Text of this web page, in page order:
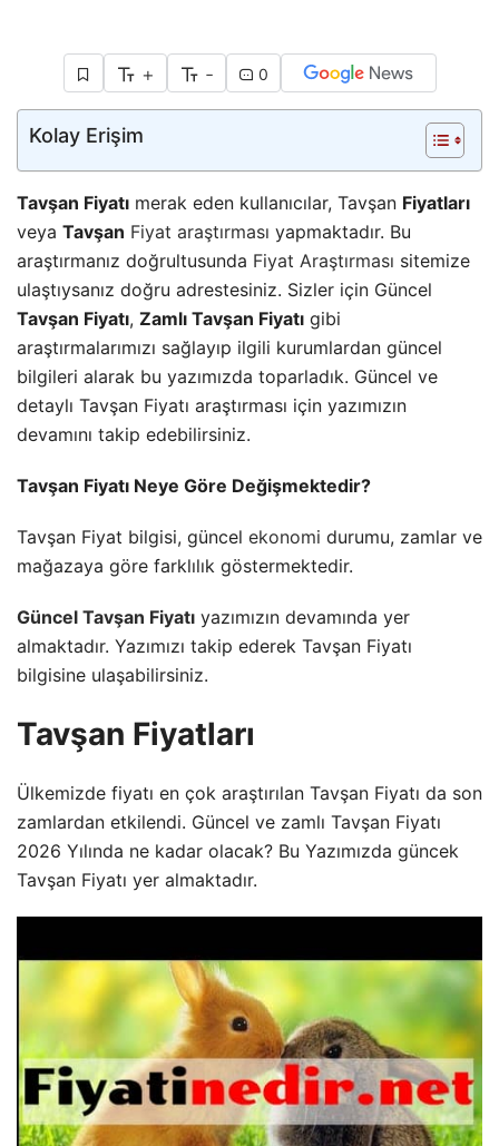
+ - 0
Kolay Erişim
Tavşan Fiyatı merak eden kullanıcılar, Tavşan Fiyatları
veya Tavşan Fiyat araştırması yapmaktadır. Bu
araştırmanız doğrultusunda Fiyat Araştırması sitemize
ulaştıysanız doğru adrestesiniz. Sizler için Güncel
Tavşan Fiyatı, Zamlı Tavşan Fiyatı gibi
araştırmalarımızı sağlayıp ilgili kurumlardan güncel
bilgileri alarak bu yazımızda toparladık. Güncel ve
detaylı Tavşan Fiyatı araştırması için yazımızın
devamını takip edebilirsiniz.
Tavşan Fiyatı Neye Göre Değişmektedir?
Tavşan Fiyat bilgisi, güncel ekonomi durumu, zamlar ve
mağazaya göre farklılık göstermektedir.
Güncel Tavşan Fiyatı yazımızın devamında yer
almaktadır. Yazımızı takip ederek Tavşan Fiyatı
bilgisine ulaşabilirsiniz.
Tavşan Fiyatları
Ülkemizde fiyatı en çok araştırılan Tavşan Fiyatı da son
zamlardan etkilendi. Güncel ve zamlı Tavşan Fiyatı
2026 Yılında ne kadar olacak? Bu Yazımızda güncek
Tavşan Fiyatı yer almaktadır.